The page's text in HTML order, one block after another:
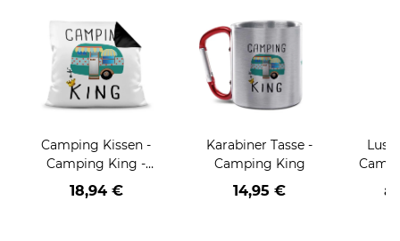
Camping Kissen -
Camping King -
Rückseite Schwarz
18,94 €
Karabiner Tasse -
Camping King
14,95 €